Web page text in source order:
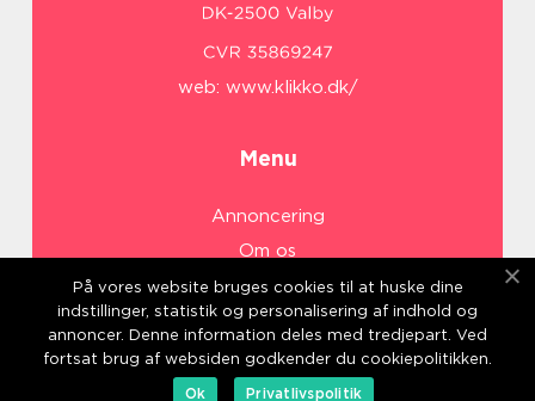
web: www.klikko.dk/
Menu
Annoncering
Om os
Cookies
Kontakt os
Sitemap
På vores website bruges cookies til at huske dine
indstillinger, statistik og personalisering af indhold og
annoncer. Denne information deles med tredjepart. Ved
fortsat brug af websiden godkender du cookiepolitikken.
Ok
Privatlivspolitik